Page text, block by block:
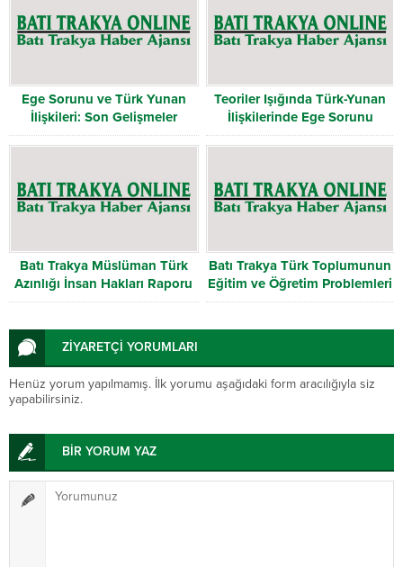
Ege Sorunu ve Türk Yunan
İlişkileri: Son Gelişmeler
Işığında Kara Suları ve Hava
Teoriler Işığında Türk-Yunan
İlişkilerinde Ege Sorunu
Batı Trakya Müslüman Türk
Azınlığı İnsan Hakları Raporu
2012
Batı Trakya Türk Toplumunun
Eğitim ve Öğretim Problemleri
ZİYARETÇİ YORUMLARI
Henüz yorum yapılmamış. İlk yorumu aşağıdaki form aracılığıyla siz
yapabilirsiniz.
BİR YORUM YAZ